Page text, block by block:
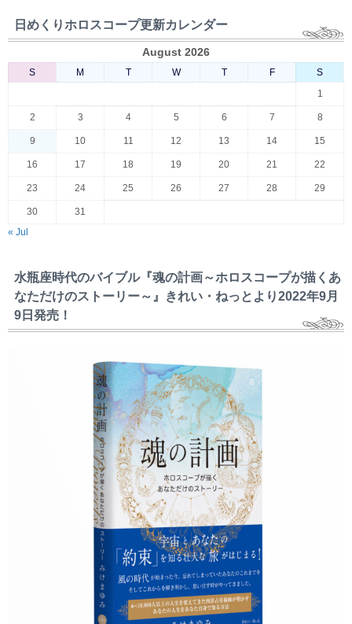
日めくりホロスコープ更新カレンダー
August 2026
S M T W T F
S
1
2 3 4 5 6 7 8
9 10 11 12 13 14 15
16 17 18 19 20 21 22
23 24 25 26 27 28 29
30
31
« Jul
水瓶座時代のバイブル『魂の計画～ホロスコープが描くあ
なただけのストーリー～』きれい・ねっとより2022年9月
9日発売！